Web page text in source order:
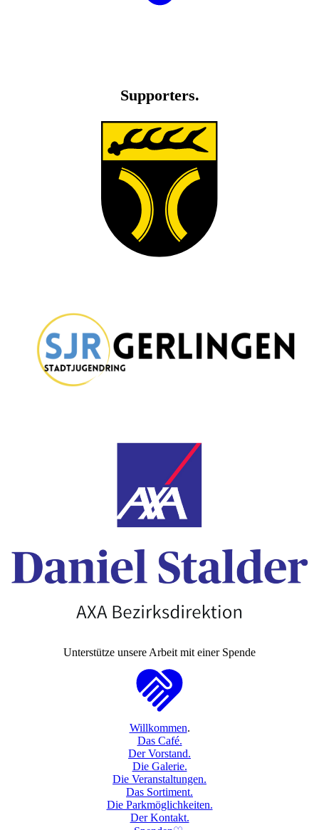
Supporters.
Unterstütze unsere Arbeit mit einer Spende
Willkommen.
Das Café.
Der Vorstand.
Die Galerie.
Die Veranstaltungen.
Das Sortiment.
Die Parkmöglichkeiten.
Der Kontakt.